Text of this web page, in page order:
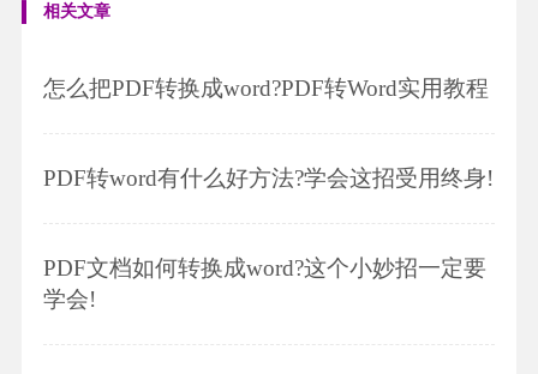
相关文章
怎么把PDF转换成word?PDF转Word实用教程
PDF转word有什么好方法?学会这招受用终身!
PDF文档如何转换成word?这个小妙招一定要
学会!